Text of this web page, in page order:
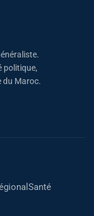
politique,
du Maroc.
Santé